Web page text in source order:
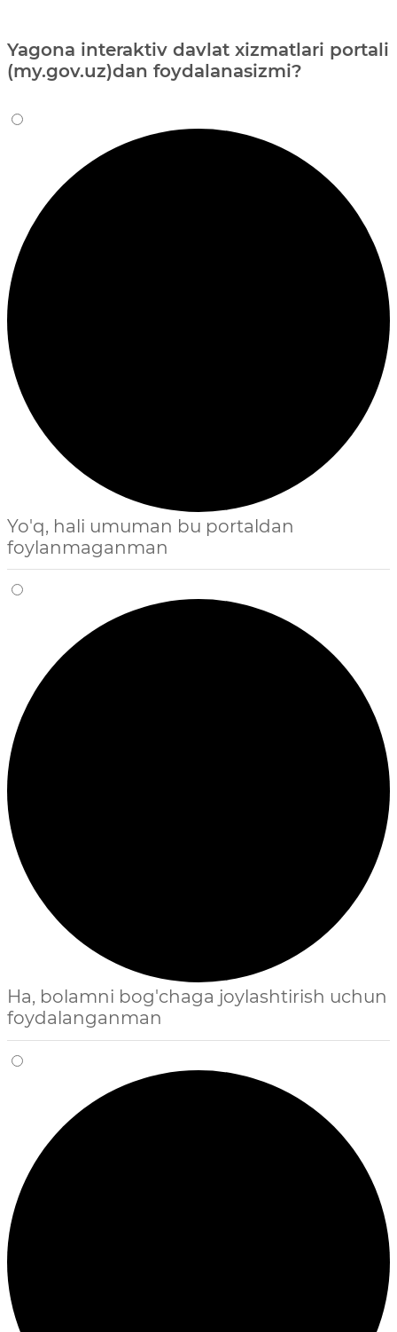
Yagona interaktiv davlat xizmatlari portali
(my.gov.uz)dan foydalanasizmi?
Yo'q, hali umuman bu portaldan
foylanmaganman
Ha, bolamni bog'chaga joylashtirish uchun
foydalanganman